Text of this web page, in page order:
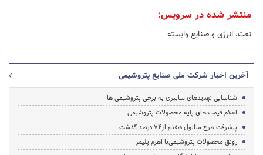
منتشر شده در سرویس:
نفت، انرژی و صنایع وابسته
آخرین اخبار شرکت ملی صنایع پتروشیمی
شناسایی تهدیدهای سایبری به برخی پتروشیمی ها
اعلام قیمت های پایه محصولات پتروشیمی
پیشرفت طرح متانول هفتم از74 درصد گذشت
رونق محصولات‌ پتروشیمی‌با اهرم پلیمر